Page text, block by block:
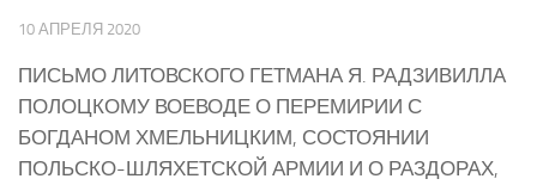
10 АПРЕЛЯ 2020
ПИСЬМО ЛИТОВСКОГО ГЕТМАНА Я. РАДЗИВИЛЛА
ПОЛОЦКОМУ ВОЕВОДЕ О ПЕРЕМИРИИ С
БОГДАНОМ ХМЕЛЬНИЦКИМ, СОСТОЯНИИ
ПОЛЬСКО-ШЛЯХЕТСКОЙ АРМИИ И О РАЗДОРАХ,